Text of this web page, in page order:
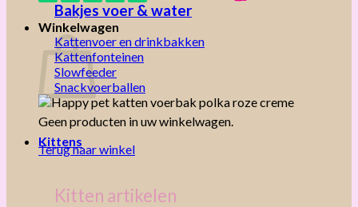
Winkelwagen
Geen producten in uw winkelwagen.
Terug naar winkel
Bakjes voer & water
Kattenvoer en drinkbakken
Kattenfonteinen
Slowfeeder
Snackvoerballen
Kittens
Kitten artikelen